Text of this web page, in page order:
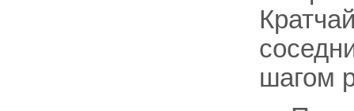
шагом